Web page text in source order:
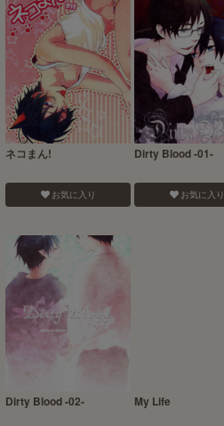
ネコまん!
お気に入り
Dirty Blood -01-
お気に入り
Dirty Blood -02- My Life